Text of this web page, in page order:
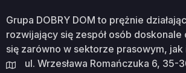
Grupa DOBRY DOM to prężnie
rozwijający się zespół osób doskonale
się zarówno w sektorze prasowym, jak
ul. Wrzesława Romańczuka 6, 35-